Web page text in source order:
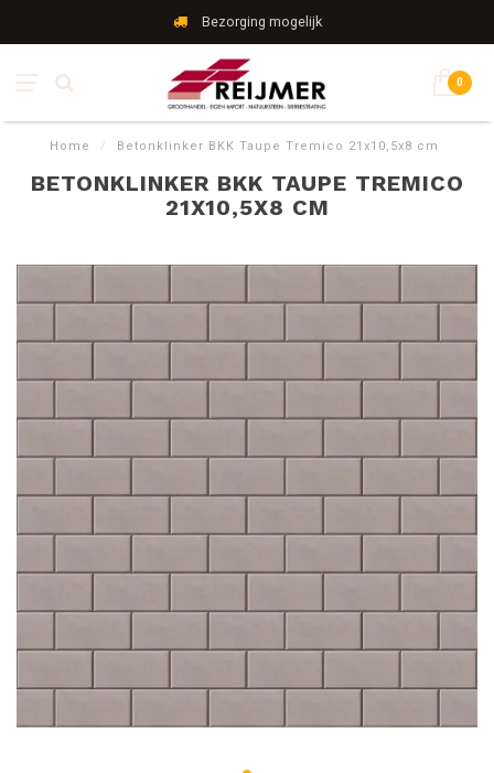
Bezorging mogelijk
0
Home / Betonklinker BKK Taupe Tremico 21x10,5x8 cm
BETONKLINKER BKK TAUPE TREMICO
21X10,5X8 CM